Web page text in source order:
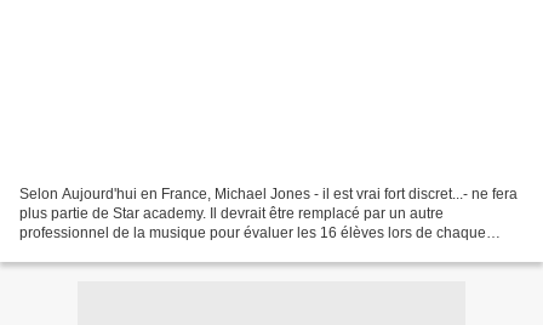
Selon Aujourd'hui en France, Michael Jones - il est vrai fort discret...- ne fera
plus partie de Star academy. Il devrait être remplacé par un autre
professionnel de la musique pour évaluer les 16 élèves lors de chaque